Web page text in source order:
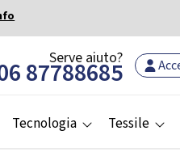
Serve aiuto?
87788685
Tecnologia Tessile